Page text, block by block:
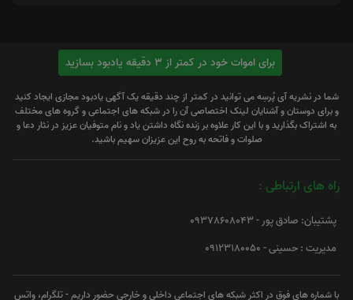
برای اموات خود در کمتر از 3 دقیقه یادبود بسازید
شما در نشریه آی پُرسِه می توانید در کمتر از چند دقیقه یک آگهی یادبود مجازی ایجاد کنید
و برای دوستان و آشنایان لینک اختصاصی آن را در شبکه های اجتماعی و گروه های مختلف
به اشتراک بگذارید و با این کار علاوه بر زنده نگاه داشتن یاد و نام متوفیان عزیز در نثار دعا و
صلوات و فاتحه به روح این عزیزان سهیم باشید.
راه های ارتباطی :
پشتیبان: صادق پور - 09378608043
مدیریت : حسینی - 09123180050
با شماره های فوق در اکثر شبکه های اجتماعی داخلی و خارجی حضور داریم - تلگرام، واتس